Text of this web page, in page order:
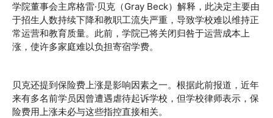
学院董事会主席格雷·贝克（Gray Beck）解释，此决定主要由
于招生人数持续下降和教职工流失严重，导致学校难以维持正
常运营和教育质量。此前，学院已将关闭归咎于运营成本上
涨，使许多家庭难以负担寄宿学费。
贝克还提到保险费上涨是影响因素之一。根据此前报道，近年
来有多名前学员因曾遭遇虐待起诉学校，但学校律师表示，保
险费用上涨未必与这些指控直接相关。